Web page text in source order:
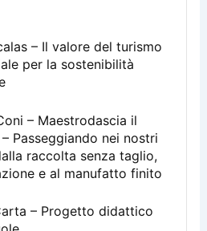
– Il valore del turismo
per la sostenibilità
– Maestrodascia il
Passeggiando nei nostri
raccolta senza taglio,
e al manufatto finito
– Progetto didattico